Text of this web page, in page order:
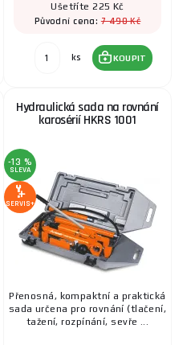
Ušetříte 225 Kč
Původní cena:7 490 Kč
ks KOUPIT
Hydraulická sada na rovnání
karosérií HKRS 1001
-13 %
SLEVA
SERVIS+
Přenosná, kompaktní a praktická
sada určena pro rovnání (tlačení,
tažení, rozpínání, sevře ...